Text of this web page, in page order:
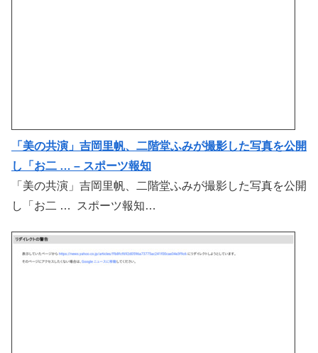
「美の共演」吉岡里帆、二階堂ふみが撮影した写真を公開
し「お二 … – スポーツ報知
「美の共演」吉岡里帆、二階堂ふみが撮影した写真を公開
し「お二 … スポーツ報知…